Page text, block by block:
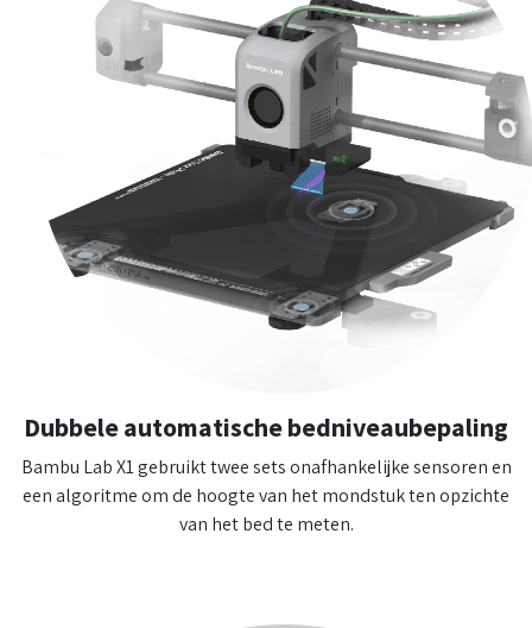
Dubbele automatische bedniveaubepaling
Bambu Lab X1 gebruikt twee sets onafhankelijke sensoren en
een algoritme om de hoogte van het mondstuk ten opzichte
van het bed te meten.